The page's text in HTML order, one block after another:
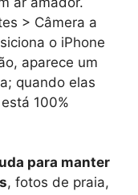
> Câmera a
o iPhone
aparece um
quando elas
100%
para manter
, fotos de praia,